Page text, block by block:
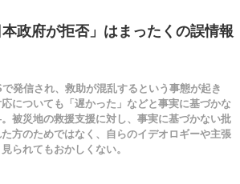
政府が拒否」はまったくの誤情報
発信され、救助が混乱するという事態が起き
についても「遅かった」などと事実に基づかな
被災地の救援支援に対し、事実に基づかない批
方のためではなく、自らのイデオロギーや主張
られてもおかしくない。